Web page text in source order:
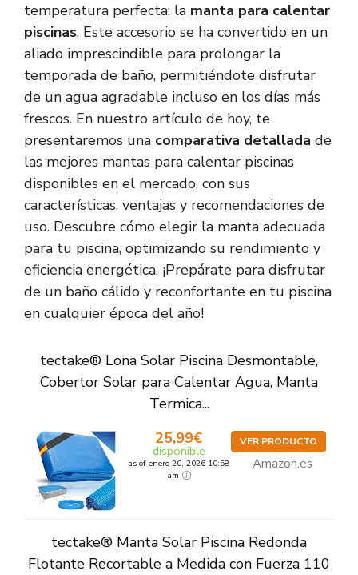
temperatura perfecta: la manta para calentar
piscinas. Este accesorio se ha convertido en un
aliado imprescindible para prolongar la
temporada de baño, permitiéndote disfrutar
de un agua agradable incluso en los días más
frescos. En nuestro artículo de hoy, te
presentaremos una comparativa detallada de
las mejores mantas para calentar piscinas
disponibles en el mercado, con sus
características, ventajas y recomendaciones de
uso. Descubre cómo elegir la manta adecuada
para tu piscina, optimizando su rendimiento y
eficiencia energética. ¡Prepárate para disfrutar
de un baño cálido y reconfortante en tu piscina
en cualquier época del año!
tectake® Lona Solar Piscina Desmontable,
Cobertor Solar para Calentar Agua, Manta
Termica...
25,99€
disponible
as of enero 20, 2026 10:58
am
VER PRODUCTO
Amazon.es
tectake® Manta Solar Piscina Redonda
Flotante Recortable a Medida con Fuerza 110